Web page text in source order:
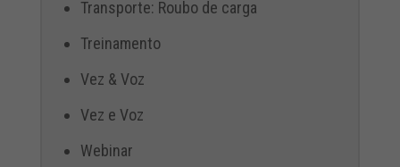
Transporte: Roubo de carga
Treinamento
Vez & Voz
Vez e Voz
Webinar